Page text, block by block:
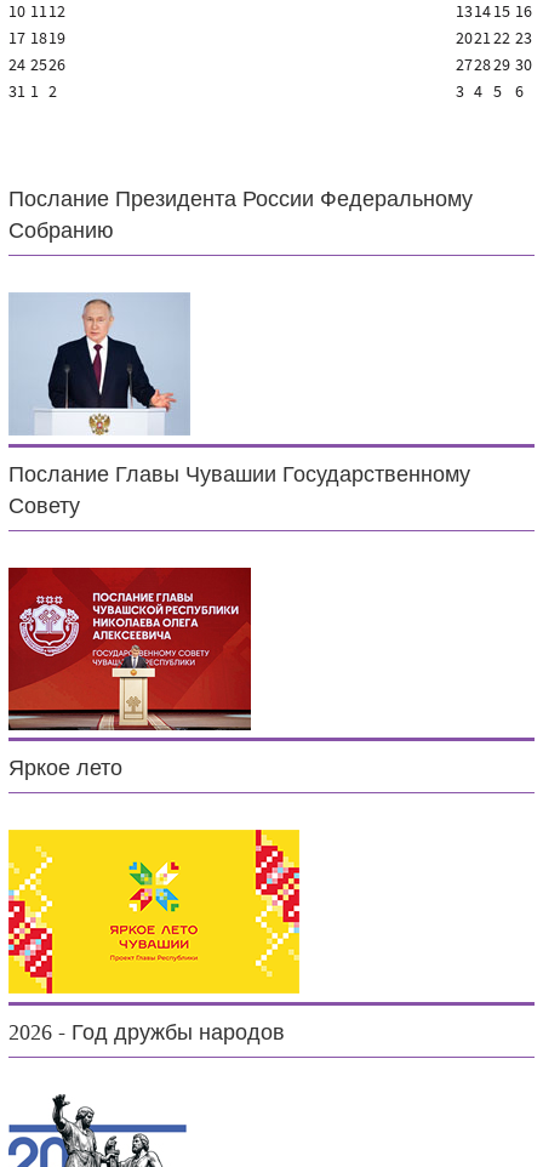
10 1112 131415 16
17 1819 202122 23
24 2526 272829 30
31 1 2 3 4 5 6
Послание Президента России Федеральному
Собранию
Послание Главы Чувашии Государственному
Совету
Яркое лето
2026 - Год дружбы народов